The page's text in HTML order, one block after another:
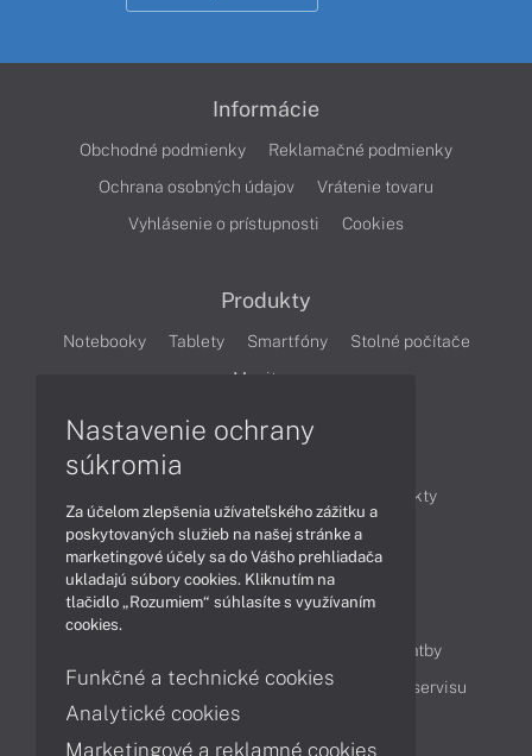
Informácie
Obchodné podmienky
Reklamačné podmienky
Ochrana osobných údajov
Vrátenie tovaru
Vyhlásenie o prístupnosti
Cookies
Produkty
Notebooky Tablety Smartfóny
Stolné počítače
Monitory
Produkty
Technológie
Videá
Obsah
Možnosti doručenia a platby
Podpora a servis
Servisné služby Cenník servisu
Nastavenie ochrany
súkromia
Za účelom zlepšenia užívateľského zážitku a
poskytovaných služieb na našej stránke a
marketingové účely sa do Vášho prehliadača
ukladajú súbory cookies. Kliknutím na
tlačidlo „Rozumiem“ súhlasíte s využívaním
cookies.
Funkčné a technické cookies
Analytické cookies
Marketingové a reklamné cookies